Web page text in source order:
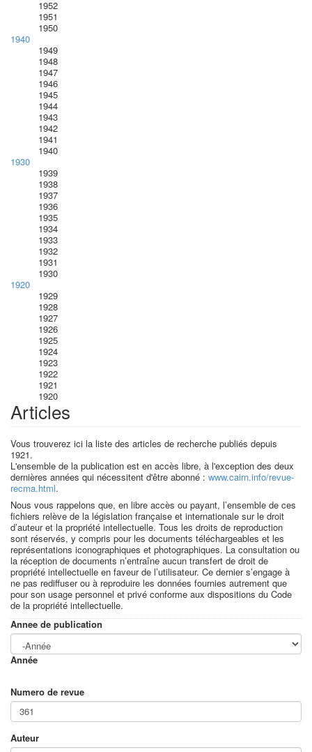
1952
1951
1950
1940
1949
1948
1947
1946
1945
1944
1943
1942
1941
1940
1930
1939
1938
1937
1936
1935
1934
1933
1932
1931
1930
1920
1929
1928
1927
1926
1925
1924
1923
1922
1921
1920
Articles
Vous trouverez ici la liste des articles de recherche publiés depuis
1921.
L'ensemble de la publication est en accès libre, à l'exception des deux
dernières années qui nécessitent d'être abonné : www.cairn.info/revue-
recma.html.
Nous vous rappelons que, en libre accès ou payant, l’ensemble de ces
fichiers relève de la législation française et internationale sur le droit
d’auteur et la propriété intellectuelle. Tous les droits de reproduction
sont réservés, y compris pour les documents téléchargeables et les
représentations iconographiques et photographiques. La consultation ou
la réception de documents n’entraîne aucun transfert de droit de
propriété intellectuelle en faveur de l’utilisateur. Ce dernier s’engage à
ne pas rediffuser ou à reproduire les données fournies autrement que
pour son usage personnel et privé conforme aux dispositions du Code
de la propriété intellectuelle.
Annee de publication
Année
Numero de revue
Auteur